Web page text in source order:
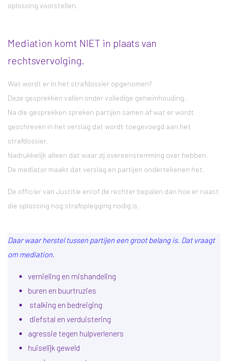
oplossing voorstellen.
Mediation komt NIET in plaats van
rechtsvervolging.
Wat wordt er in het strafdossier opgenomen?
Deze gesprekken vallen onder volledige geheimhouding.
Na die gesprekken spreken partijen samen af wat er wordt
geschreven in het verslag dat wordt toegevoegd aan het
strafdossier.
Nadrukkelijk alleen dat waar zij overeenstemming over hebben.
De mediator maakt dat verslag en partijen ondertekenen het.
De officier van Justitie en/of de rechter bepalen dan hoe er naast
die oplossing nog strafoplegging nodig is.
Daar waar herstel tussen partijen een groot belang is. Dat vraagt
om mediation.
vernieling en mishandeling
buren en buurtruzies
stalking en bedreiging
diefstal en verduistering
agressie tegen hulpverleners
huiselijk geweld